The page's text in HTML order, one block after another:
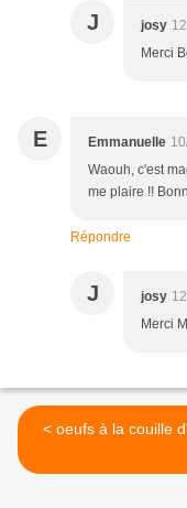
J josy
Merci
E Emmanuelle
Waouh, c'est
me plaire !!
Répondre
J josy
Merci
< oeufs à la couille